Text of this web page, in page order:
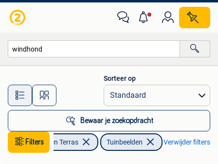
Alle afstanden…
Sorteer op
Bewaar je zoekopdracht
FiltersTuin en Terras Tuinbeelden Verwijder filters